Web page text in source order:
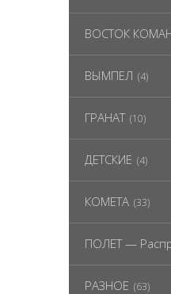
ВОСТОК
ВЫМПЕЛ (4)
ГРАНАТ (10)
ДЕТСКИЕ (4)
КОМЕТА (33)
ПОЛЕТ —
РАЗНОЕ (63)